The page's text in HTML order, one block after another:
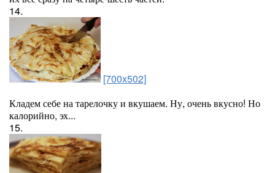
14.
[700x502]
Кладем себе на тарелочку и вкушаем. Ну, очень вкусно! Но
калорийно, эх...
15.